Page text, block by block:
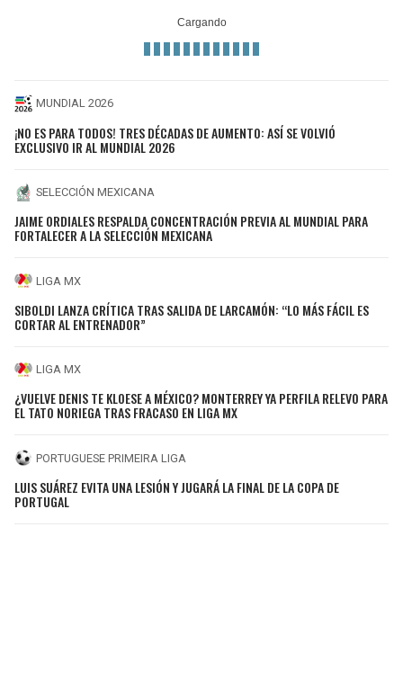
MUNDIAL 2026
¡NO ES PARA TODOS! TRES DÉCADAS DE AUMENTO: ASÍ SE VOLVIÓ
EXCLUSIVO IR AL MUNDIAL 2026
SELECCIÓN MEXICANA
JAIME ORDIALES RESPALDA CONCENTRACIÓN PREVIA AL MUNDIAL PARA
FORTALECER A LA SELECCIÓN MEXICANA
LIGA MX
SIBOLDI LANZA CRÍTICA TRAS SALIDA DE LARCAMÓN: “LO MÁS FÁCIL ES
CORTAR AL ENTRENADOR”
LIGA MX
¿VUELVE DENIS TE KLOESE A MÉXICO? MONTERREY YA PERFILA RELEVO PARA
EL TATO NORIEGA TRAS FRACASO EN LIGA MX
PORTUGUESE PRIMEIRA LIGA
LUIS SUÁREZ EVITA UNA LESIÓN Y JUGARÁ LA FINAL DE LA COPA DE
PORTUGAL